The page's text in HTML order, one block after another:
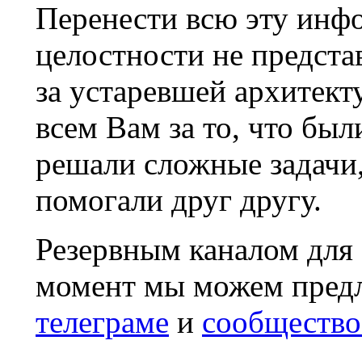
Перенести всю эту
целостности не
за устаревшей
всем Вам за то, что
решали сложные
помогали друг другу.
Резервным каналом
момент мы можем
телеграме и